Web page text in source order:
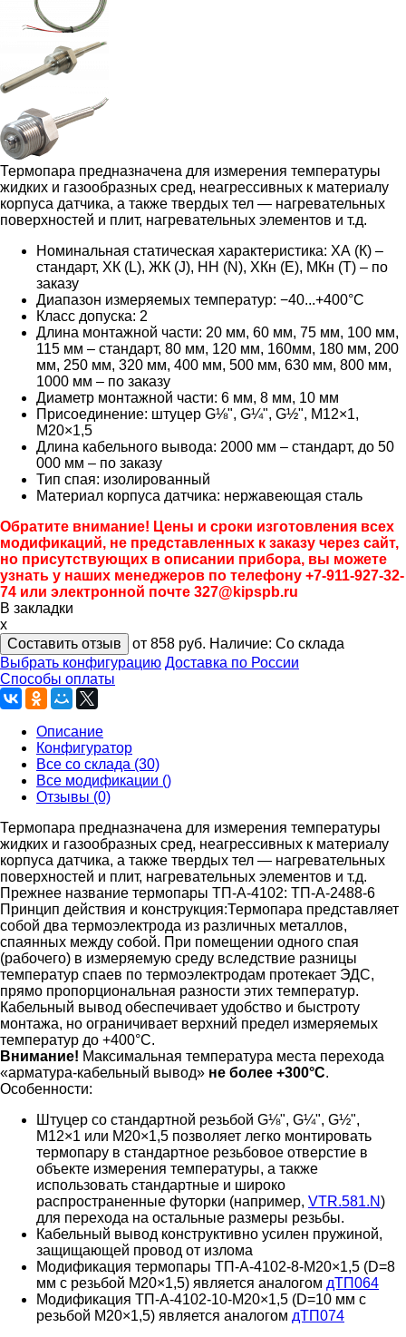
Термопара предназначена для измерения температуры
жидких и газообразных сред, неагрессивных к материалу
корпуса датчика, а также твердых тел — нагревательных
поверхностей и плит, нагревательных элементов и т.д.
Номинальная статическая характеристика: ХА (К) –
стандарт, ХК (L), ЖК (J), НН (N), ХКн (E), МКн (Т) – по
заказу
Диапазон измеряемых температур: −40...+400°С
Класс допуска: 2
Длина монтажной части: 20 мм, 60 мм, 75 мм, 100 мм,
115 мм – стандарт, 80 мм, 120 мм, 160мм, 180 мм, 200
мм, 250 мм, 320 мм, 400 мм, 500 мм, 630 мм, 800 мм,
1000 мм – по заказу
Диаметр монтажной части: 6 мм, 8 мм, 10 мм
Присоединение: штуцер G⅛", G¼", G½", М12×1,
М20×1,5
Длина кабельного вывода: 2000 мм – стандарт, до 50
000 мм – по заказу
Тип спая: изолированный
Материал корпуса датчика: нержавеющая сталь
Обратите внимание! Цены и сроки изготовления всех
модификаций, не представленных к заказу через сайт,
но присутствующих в описании прибора, вы можете
узнать у наших менеджеров по телефону +7-911-927-32-
74 или электронной почте 327@kipspb.ru
В закладки
x
Составить отзыв
от 858 руб. Наличие: Со склада
Выбрать конфигурацию Доставка по России
Способы оплаты
Описание
Конфигуратор
Все со склада (30)
Все модификации ()
Отзывы (0)
Термопара предназначена для измерения температуры
жидких и газообразных сред, неагрессивных к материалу
корпуса датчика, а также твердых тел — нагревательных
поверхностей и плит, нагревательных элементов и т.д.
Прежнее название термопары ТП-А-4102: ТП-А-2488-6
Принцип действия и конструкция:Термопара представляет
собой два термоэлектрода из различных металлов,
спаянных между собой. При помещении одного спая
(рабочего) в измеряемую среду вследствие разницы
температур спаев по термоэлектродам протекает ЭДС,
прямо пропорциональная разности этих температур.
Кабельный вывод обеспечивает удобство и быстроту
монтажа, но ограничивает верхний предел измеряемых
температур до +400°С.
Внимание! Максимальная температура места перехода
«арматура-кабельный вывод» не более +300°С.
Особенности:
Штуцер со стандартной резьбой G⅛", G¼", G½",
М12×1 или М20×1,5 позволяет легко монтировать
термопару в стандартное резьбовое отверстие в
объекте измерения температуры, а также
использовать стандартные и широко
распространенные футорки (например, VTR.581.N)
для перехода на остальные размеры резьбы.
Кабельный вывод конструктивно усилен пружиной,
защищающей провод от излома
Модификация термопары ТП-А-4102-8-М20×1,5 (D=8
мм c резьбой М20×1,5) является аналогом дТП064
Модификация ТП-А-4102-10-М20×1,5 (D=10 мм с
резьбой М20×1,5) является аналогом дТП074